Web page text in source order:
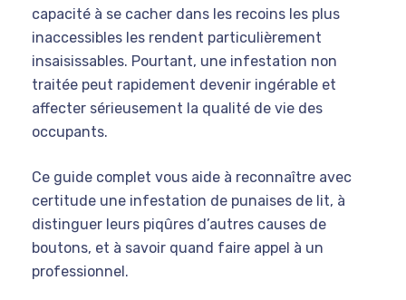
capacité à se cacher dans les recoins les plus
inaccessibles les rendent particulièrement
insaisissables. Pourtant, une infestation non
traitée peut rapidement devenir ingérable et
affecter sérieusement la qualité de vie des
occupants.
Ce guide complet vous aide à reconnaître avec
certitude une infestation de punaises de lit, à
distinguer leurs piqûres d’autres causes de
boutons, et à savoir quand faire appel à un
professionnel.